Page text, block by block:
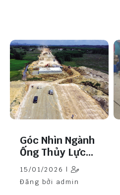
Góc Nhìn Ngành
Ống Thủy Lực
Năm 2026: Cơ
Hội Lớn Từ Làn
Sóng Đầu Tư
15/01/2026 |
Đăng bởi admin